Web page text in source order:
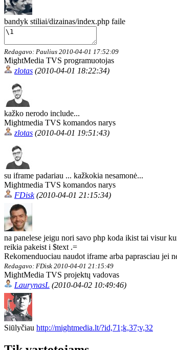
bandyk stiliai/dizainas/index.php faile
Redagavo: Paulius 2010-04-01 17:52:09
MightMedia TVS programuotojas
zlotas (2010-04-01 18:22:34)
kažko nerodo include...
Mightmedia TVS komandos narys
zlotas (2010-04-01 19:51:43)
su iframe padariau ... kažkokia nesamonė...
Mightmedia TVS komandos narys
FDisk(2010-04-01 21:15:34)
na panelese jeigu nori savo php koda ikist tai visur
reikia pakeist i $text .=
Rekomenduociau naudot iframe arba paprasciau jei
Redagavo: FDisk 2010-04-01 21:15:49
MightMedia TVS projektų vadovas
LaurynasL (2010-04-02 10:49:46)
Siūlyčiau http://mightmedia.lt/?id,71;k,37;v,32